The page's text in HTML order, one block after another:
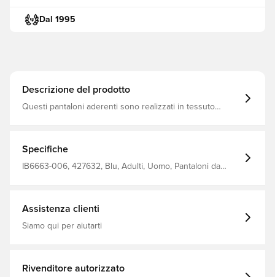
Dal 1995
Descrizione del prodotto
Questi pantaloni aderenti sono realizzati in tessuto
regolare la vestibilità. I dettagli Classic Tech completano il
look.
Specifiche
IB6663-006, 427632, Blu, Adulti, Uomo, Pantaloni da
Assistenza clienti
Siamo qui per aiutarti
Rivenditore autorizzato